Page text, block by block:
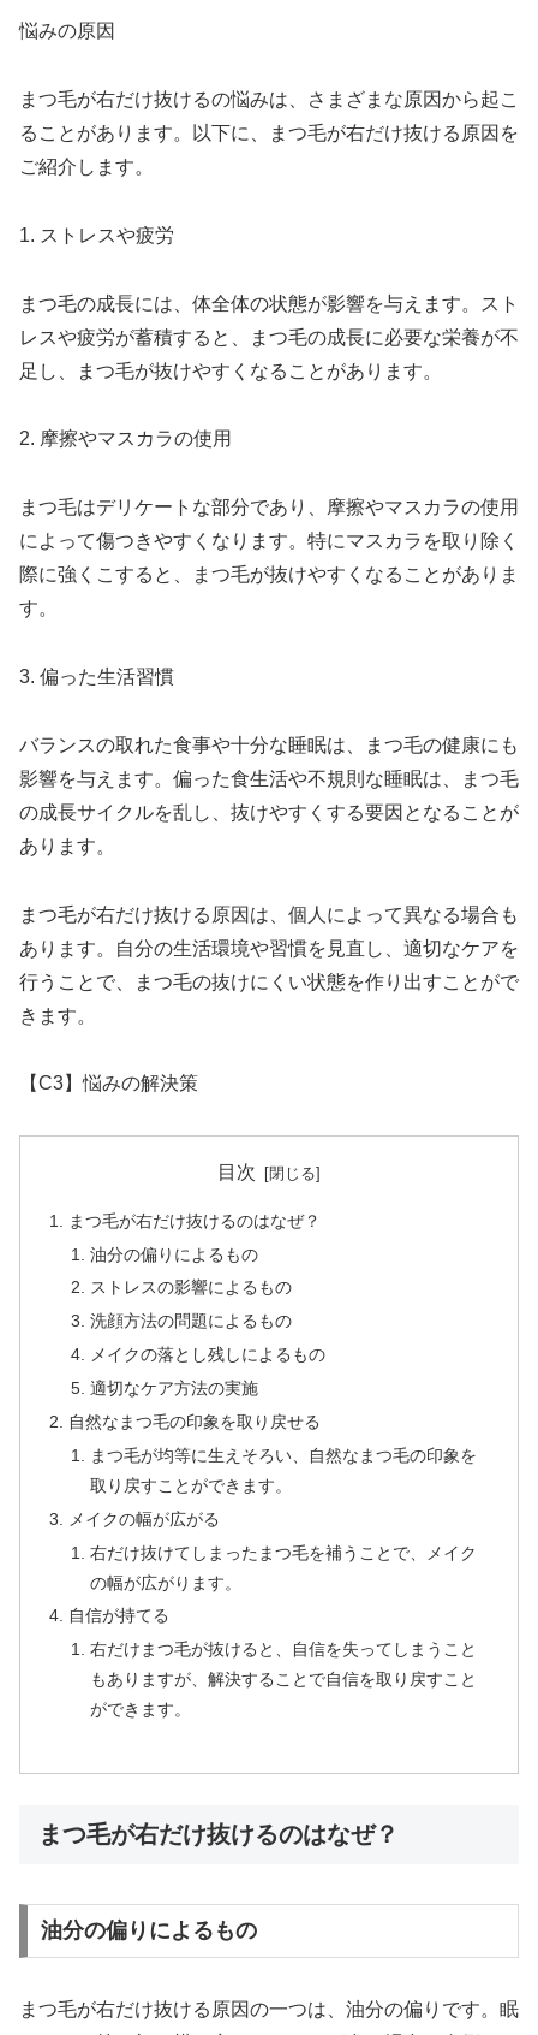
悩みの原因
まつ毛が右だけ抜けるの悩みは、さまざまな原因から起こ
ることがあります。以下に、まつ毛が右だけ抜ける原因を
ご紹介します。
1. ストレスや疲労
まつ毛の成長には、体全体の状態が影響を与えます。スト
レスや疲労が蓄積すると、まつ毛の成長に必要な栄養が不
足し、まつ毛が抜けやすくなることがあります。
2. 摩擦やマスカラの使用
まつ毛はデリケートな部分であり、摩擦やマスカラの使用
によって傷つきやすくなります。特にマスカラを取り除く
際に強くこすると、まつ毛が抜けやすくなることがありま
す。
3. 偏った生活習慣
バランスの取れた食事や十分な睡眠は、まつ毛の健康にも
影響を与えます。偏った食生活や不規則な睡眠は、まつ毛
の成長サイクルを乱し、抜けやすくする要因となることが
あります。
まつ毛が右だけ抜ける原因は、個人によって異なる場合も
あります。自分の生活環境や習慣を見直し、適切なケアを
行うことで、まつ毛の抜けにくい状態を作り出すことがで
きます。
【C3】悩みの解決策
目次
まつ毛が右だけ抜けるのはなぜ？
油分の偏りによるもの
ストレスの影響によるもの
洗顔方法の問題によるもの
メイクの落とし残しによるもの
適切なケア方法の実施
自然なまつ毛の印象を取り戻せる
まつ毛が均等に生えそろい、自然なまつ毛の印象を
取り戻すことができます。
メイクの幅が広がる
右だけ抜けてしまったまつ毛を補うことで、メイク
の幅が広がります。
自信が持てる
右だけまつ毛が抜けると、自信を失ってしまうこと
もありますが、解決することで自信を取り戻すこと
ができます。
まつ毛が右だけ抜けるのはなぜ？
油分の偏りによるもの
まつ毛が右だけ抜ける原因の一つは、油分の偏りです。眠